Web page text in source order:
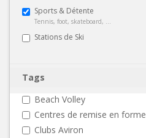
Sports & Détente
Tennis, foot, skateboard, ...
Stations de Ski
Tags
Beach Volley
Centres de remise en forme
Clubs Aviron